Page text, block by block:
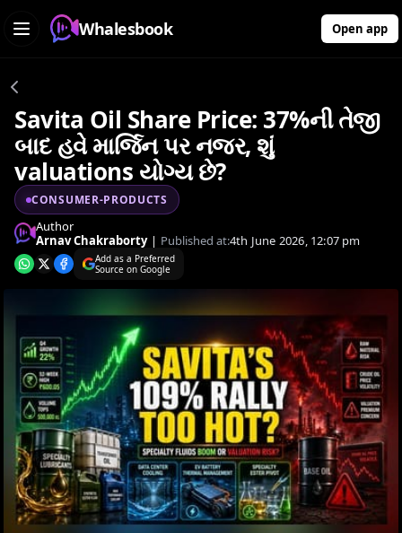
Whalesbook Open app
Savita Oil Share Price: 37%ની તેજી
બાદ હવે માર્જિન પર નજર, શું
valuations યોગ્ય છે?
CONSUMER-PRODUCTS
Author
Arnav Chakraborty | Published at:4th June 2026, 12:07 pm
Add as a Preferred
Source on Google